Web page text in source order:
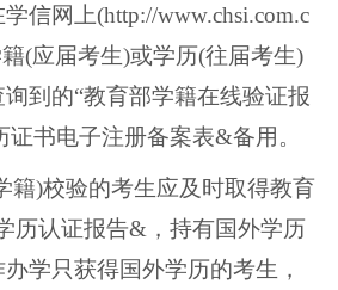
信网上(http://www.chsi.com.c
(应届考生)或学历(往届考生)
到的“教育部学籍在线验证报
书电子注册备案表&备用。
)校验的考生应及时取得教育
历认证报告&，持有国外学历
学只获得国外学历的考生，